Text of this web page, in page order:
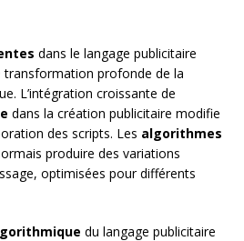
dans le langage publicitaire
transformation profonde de la
L’intégration croissante de
dans la création publicitaire modifie
des scripts. Les algorithmes
produire des variations
optimisées pour différents
du langage publicitaire